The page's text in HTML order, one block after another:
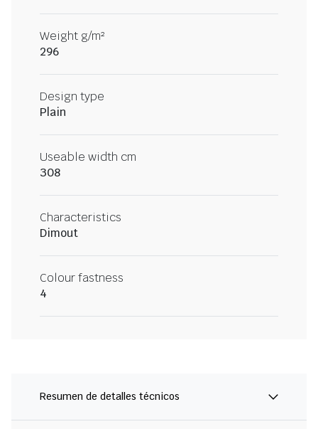
Weight g/m²
296
Design type
Plain
Useable width cm
308
Characteristics
Dimout
Colour fastness
4
Resumen de detalles técnicos